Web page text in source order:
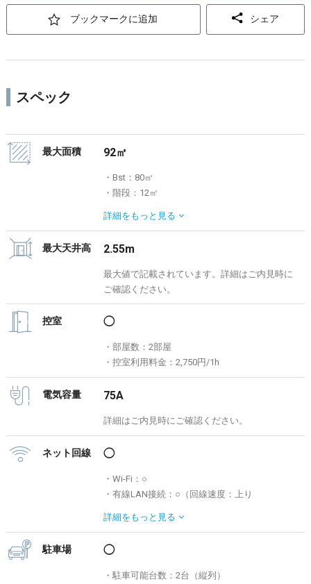
ブックマークに追加 シェア
スペック
最大面積 92㎡
・Bst：80㎡
・階段：12㎡
・Croom（控室）：14㎡
詳細を もっと見る
最大天井高 2.55m
最大値で記載されています。詳細はご内見時に
ご確認ください。
控室 ◯
・部屋数：2部屋
・控室利用料金：2,750円/1h
電気容量 75A
詳細はご内見時にご確認ください。
ネット回線 ◯
・Wi-Fi：○
・有線LAN接続：○（回線速度：上り
詳細を もっと見る
駐車場 ◯
・駐車可能台数：2台（縦列）